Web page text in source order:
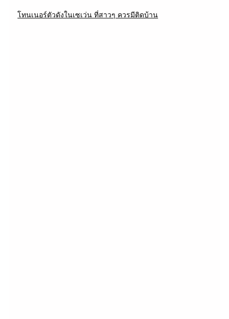
โทนเนอร์ตัวดังในเซเว่น ที่สาวๆ ควรมีติดบ้าน